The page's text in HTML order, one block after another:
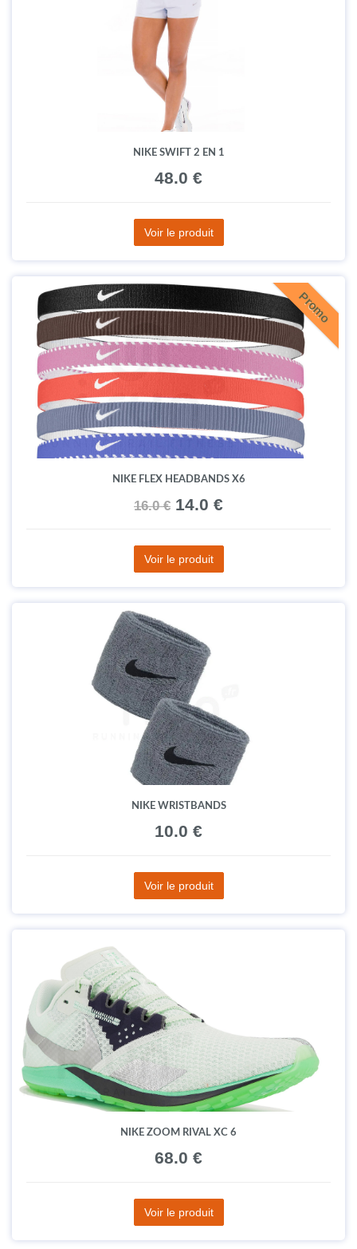
NIKE SWIFT 2 EN 1
48.0 €
Voir le produit
Promo
NIKE FLEX HEADBANDS X6
16.0 € 14.0 €
Voir le produit
NIKE WRISTBANDS
10.0 €
Voir le produit
NIKE ZOOM RIVAL XC 6
68.0 €
Voir le produit